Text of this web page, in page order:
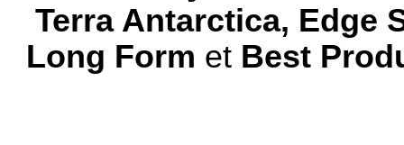
Terra Antarctica, Edge
Long Form et Best